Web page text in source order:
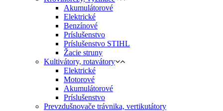
Akumulátorové
Elektrické
Benzínové
Príslušenstvo
Príslušenstvo STIHL
Žacie struny
Kultivátory, rotavátory
Elektrické
Motorové
Akumulátorové
Príslušenstvo
Prevzdušnovače trávnika, vertikutátory